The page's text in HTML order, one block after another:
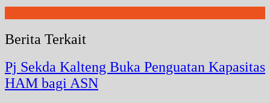
Berita Terkait
Pj Sekda Kalteng Buka Penguatan Kapasitas
HAM bagi ASN